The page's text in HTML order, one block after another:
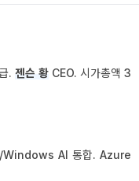
. 젠슨 황 CEO. 시가총액 3
AI 통합. Azure